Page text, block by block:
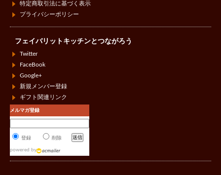
特定商取引法に基づく表示
プライバシーポリシー
フェイバリットキッチンとつながろう
Twitter
FaceBook
Google+
新規メンバー登録
ギフト関連リンク
メルマガ登録
登録 削除
powered by